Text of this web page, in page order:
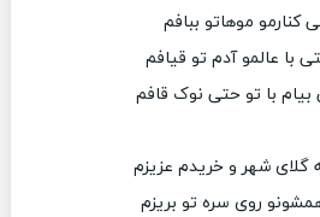
کنارمو موهاتو ببافم
با عالمو آدم تو قیافم
با تو حتی نوک قافم
گلای شهر و خریدم عزیزم
روی سره تو بریزم